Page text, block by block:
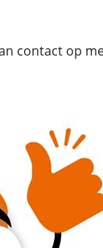
contact op